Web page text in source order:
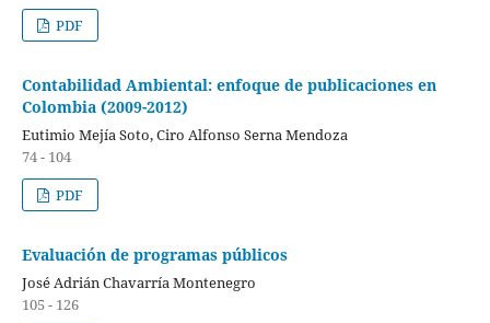
PDF
Contabilidad Ambiental: enfoque de publicaciones en
Colombia (2009-2012)
Eutimio Mejía Soto, Ciro Alfonso Serna Mendoza
74 - 104
PDF
Evaluación de programas públicos
José Adrián Chavarría Montenegro
105 - 126